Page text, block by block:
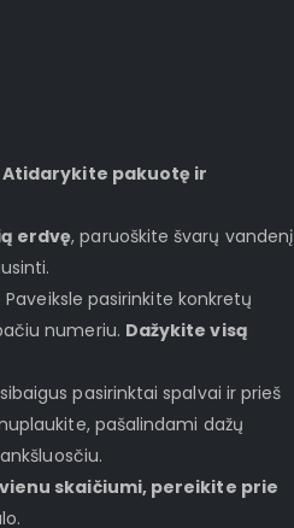
Atidarykite pakuotę ir
erdvę, paruoškite švarų vandenį
pasirinkite konkretų
numeriu. Dažykite visą
pasirinktai spalvai ir prieš
pašalindami dažų
skaičiumi, pereikite prie